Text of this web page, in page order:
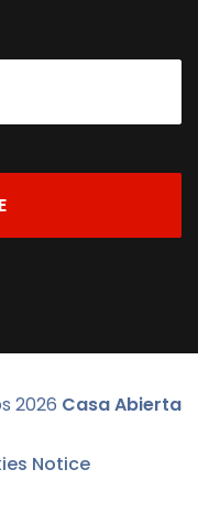
2026 Casa Abierta
Notice